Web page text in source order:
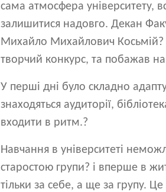
сама атмосфера університету,
залишитися надовго. Декан
Михайло Михайлович Косьмій?
творчий конкурс, та побажав
У перші дні було складно
знаходяться аудиторії,
входити в ритм.?
Навчання в університеті
старостою групи? і вперше в
тільки за себе, а ще за групу.